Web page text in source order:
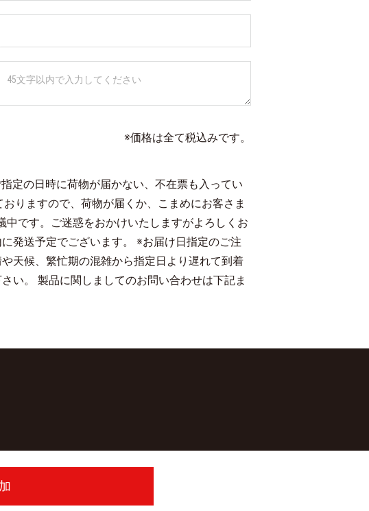
※価格は全て税込みです。
定の日時に荷物が届かない、不在票も入ってい
りますので、荷物が届くか、こまめにお客さま
です。ご迷惑をおかけいたしますがよろしくお
発送予定でございます。 ※お届け日指定のご注
天候、繁忙期の混雑から指定日より遅れて到着
い。 製品に関しましてのお問い合わせは下記ま